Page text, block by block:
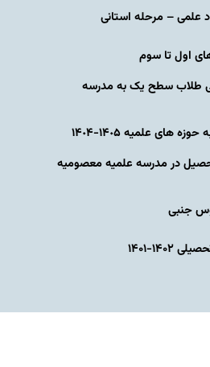
علمی – مرحله استانی
اول تا سوم
طلاب سطح یک به مدرسه
های علمیه ١۴٠۵-١۴٠۴
در مدرسه علمیه معصومیه
جنبی
۱۴۰۱